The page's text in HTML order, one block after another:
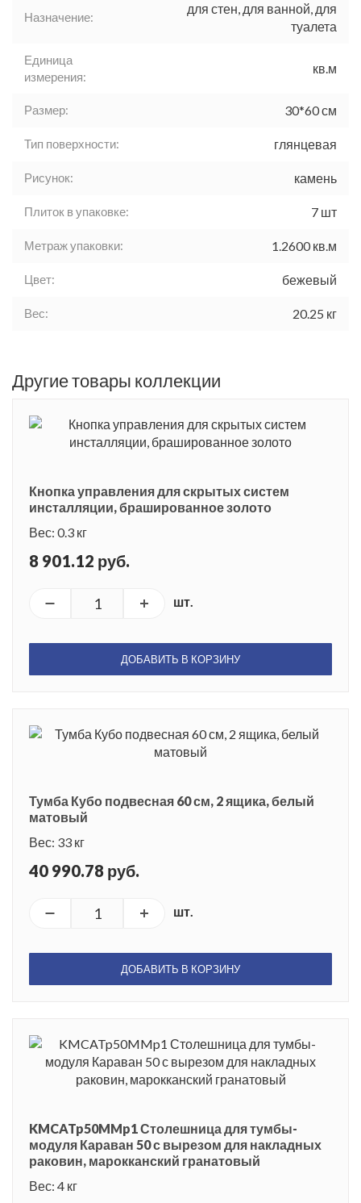
Назначение:
для стен, для ванной, для
туалета
Единица
измерения:
кв.м
Размер: 30*60 см
Тип поверхности: глянцевая
Рисунок: камень
Плиток в упаковке: 7 шт
Метраж упаковки: 1.2600 кв.м
Цвет: бежевый
Вес: 20.25 кг
Другие товары коллекции
Кнопка управления для скрытых систем
инсталляции, брашированное золото
Вес: 0.3 кг
8 901.12 руб.
шт.
ДОБАВИТЬ В КОРЗИНУ
Тумба Кубо подвесная 60 см, 2 ящика, белый
матовый
Вес: 33 кг
40 990.78 руб.
шт.
ДОБАВИТЬ В КОРЗИНУ
KMCATp50MMp1 Столешница для тумбы-
модуля Караван 50 с вырезом для накладных
раковин, марокканский гранатовый
Вес: 4 кг